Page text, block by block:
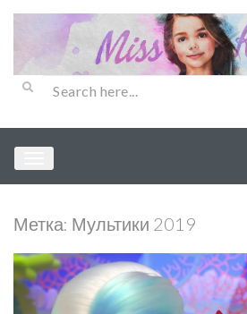
Метка: Мультики 2019